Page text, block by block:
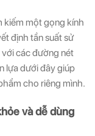
kiếm một gọng kính
định tần suất sử
các đường nét
lựa dưới đây giúp
cho riêng mình.
và dễ dùng